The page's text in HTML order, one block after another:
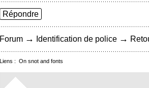
Répondre
Forum → Identification de police →
Liens : On snot and fonts